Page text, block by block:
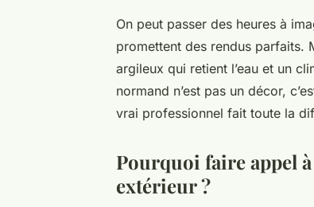
On peut passer des heures à
promettent des rendus parfaits.
argileux qui retient l’eau et un
normand n’est pas un décor,
vrai professionnel fait toute la
Pourquoi faire appel
extérieur ?